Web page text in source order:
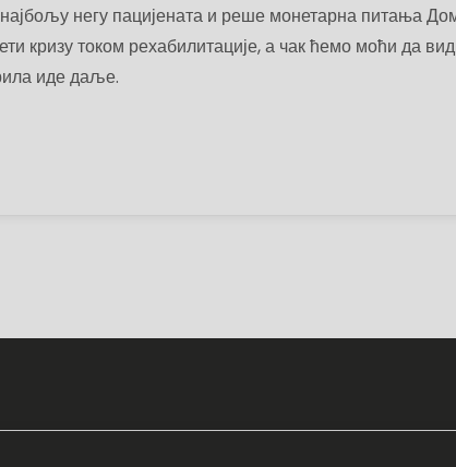
негу пацијената и реше монетарна питања
кризу током рехабилитације, а чак ћемо моћи да
иде даље.